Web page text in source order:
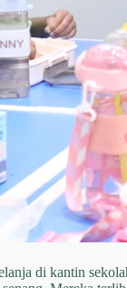
di kantin